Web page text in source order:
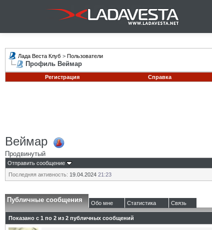
Лада Веста Клуб > Пользователи
Профиль Веймар
Регистрация
Справка
Веймар
Продвинутый
Отправить сообщение
Последняя активность: 19.04.2024 21:23
Публичные сообщения Обо мне Статистика Связь
Показано с 1 по 2 из 2 публичных сообщений